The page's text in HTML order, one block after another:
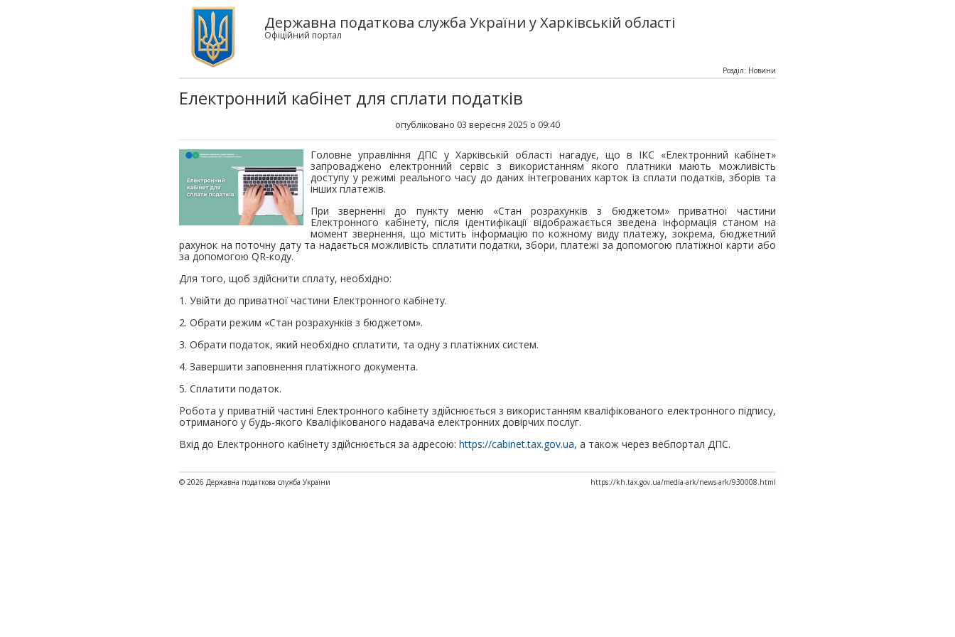
Державна податкова служба України у Харківській області
Офіційний портал
Електронний кабінет для сплати податків
опубліковано 03 вересня 2025 о 09:40
Розділ: Новини
Головне управління ДПС у Харківській області нагадує, що в ІКС «Електронний кабінет»
запроваджено електронний сервіс з використанням якого платники мають можливість
доступу у режимі реального часу до даних інтегрованих карток із сплати податків, зборів та
інших платежів.
При зверненні до пункту меню «Стан розрахунків з бюджетом» приватної частини
Електронного кабінету, після ідентифікації відображається зведена інформація станом на
момент звернення, що містить інформацію по кожному виду платежу, зокрема, бюджетний
рахунок на поточну дату та надається можливість сплатити податки, збори, платежі за допомогою платіжної карти або
за допомогою QR-коду.
Для того, щоб здійснити сплату, необхідно:
1. Увійти до приватної частини Електронного кабінету.
2. Обрати режим «Стан розрахунків з бюджетом».
3. Обрати податок, який необхідно сплатити, та одну з платіжних систем.
4. Завершити заповнення платіжного документа.
5. Сплатити податок.
Робота у приватній частині Електронного кабінету здійснюється з використанням кваліфікованого електронного підпису,
отриманого у будь-якого Кваліфікованого надавача електронних довірчих послуг.
Вхід до Електронного кабінету здійснюється за адресою: https://cabinet.tax.gov.ua, а також через вебпортал ДПС.
© 2026 Державна податкова служба України https://kh.tax.gov.ua/media-ark/news-ark/930008.html